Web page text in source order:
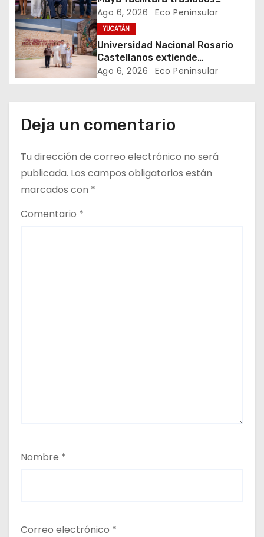
e
n
t
d
a
s
gratuitos para usuarias y
usuarios del CREE
Ago 6, 2026 Eco Peninsular
YUCATÁN
Universidad Nacional Rosario
Castellanos extiende
convocatoria de ingreso al 31 de
Ago 6, 2026 Eco Peninsular
Deja un comentario
Tu dirección de correo electrónico no será
publicada. Los campos obligatorios están
marcados con *
Comentario *
Nombre *
Correo electrónico *